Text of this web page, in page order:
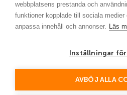
webbplatsens prestanda och
funktioner kopplade till sociala
anpassa innehåll och annonser. Läs
Inställningar
AVBÖJ ALLA
This site is protected by reCAPTCHA
andTerms of